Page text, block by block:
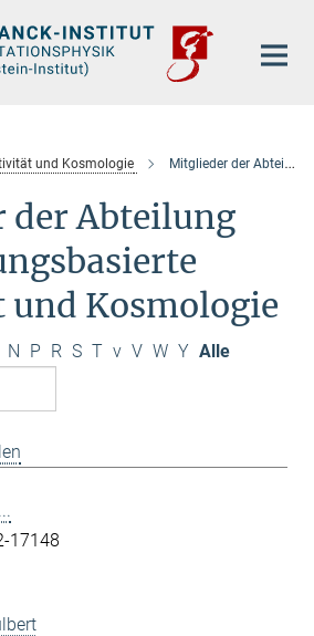
und Kosmologie Mitglieder der Abteilung
Abteilung
Kosmologie
N P R S T v V W Y Alle
17148